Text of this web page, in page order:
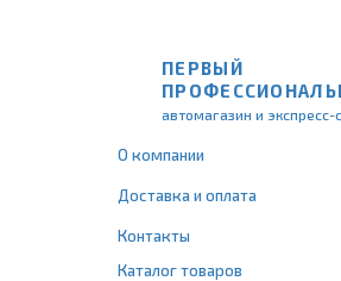
ПЕРВЫЙ
автомагазин и экспресс-
О компании
Доставка и оплата
Контакты
Каталог товаров